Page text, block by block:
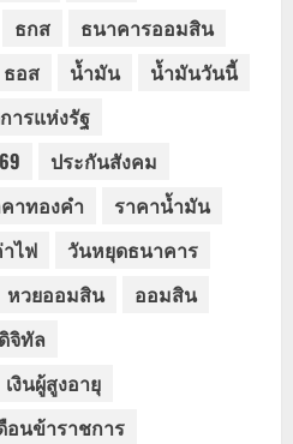
ธกส
ธนาคารออมสิน
ธอส น้ำมัน
น้ำมันวันนี้
ารแห่งรัฐ
ประกันสังคม
าทองคำ
ราคาน้ำมัน
ไฟ
วันหยุดธนาคาร
หวยออมสิน
ออมสิน
จิทัล
เงินผู้สูงอายุ
อนข้าราชการ